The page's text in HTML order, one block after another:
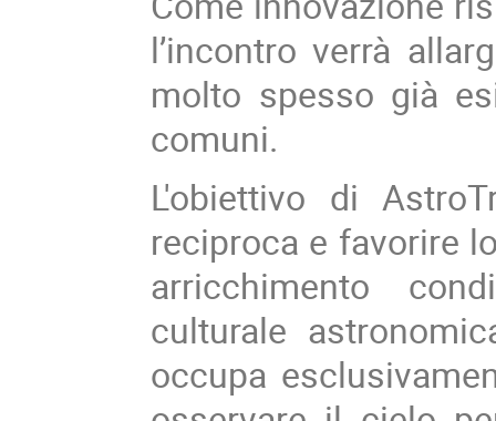
l’incontro verrà
molto spesso già
comuni.
L'obiettivo di
reciproca e favorire
arricchimento
culturale
occupa